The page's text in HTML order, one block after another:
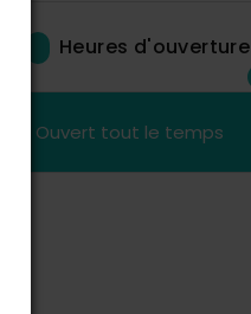
Heures d'ouverture
Ouvert tout le temps